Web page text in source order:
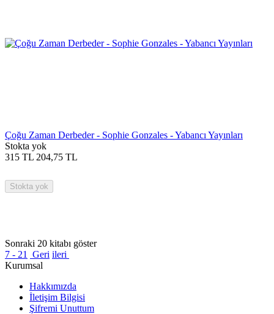
Çoğu Zaman Derbeder - Sophie Gonzales - Yabancı Yayınları
Stokta yok
315 TL 204,75 TL
Stokta yok
Sonraki 20 kitabı göster
7 - 21
Geri ileri
Kurumsal
Hakkımızda
İletişim Bilgisi
Şifremi Unuttum